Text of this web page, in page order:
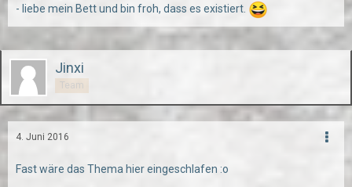
- liebe mein Bett und bin froh, dass es existiert.
Jinxi
Team
4. Juni 2016
Fast wäre das Thema hier eingeschlafen :o